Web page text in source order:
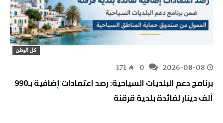
كل الوطن
2026-08-08
171
برنامج دعم البلديات السياحية: رصد اعتمادات إضافية بـ990
ألف دينار لفائدة بلدية قرقنة